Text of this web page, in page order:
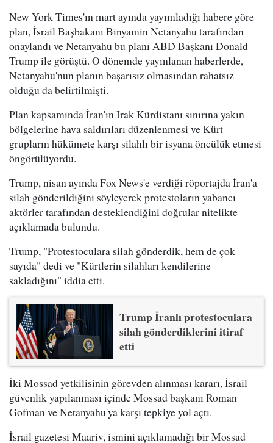
New York Times'ın mart ayında yayımladığı habere göre
plan, İsrail Başbakanı Binyamin Netanyahu tarafından
onaylandı ve Netanyahu bu planı ABD Başkanı Donald
Trump ile görüştü. O dönemde yayınlanan haberlerde,
Netanyahu'nun planın başarısız olmasından rahatsız
olduğu da belirtilmişti.
Plan kapsamında İran'ın Irak Kürdistanı sınırına yakın
bölgelerine hava saldırıları düzenlenmesi ve Kürt
grupların hükümete karşı silahlı bir isyana öncülük etmesi
öngörülüyordu.
Trump, nisan ayında Fox News'e verdiği röportajda İran'a
silah gönderildiğini söyleyerek protestoların yabancı
aktörler tarafından desteklendiğini doğrular nitelikte
açıklamada bulundu.
Trump, "Protestoculara silah gönderdik, hem de çok
sayıda" dedi ve "Kürtlerin silahları kendilerine
sakladığını" iddia etti.
Trump İranlı protestoculara
silah gönderdiklerini itiraf
etti
İki Mossad yetkilisinin görevden alınması kararı, İsrail
güvenlik yapılanması içinde Mossad başkanı Roman
Gofman ve Netanyahu'ya karşı tepkiye yol açtı.
İsrail gazetesi Maariv, ismini açıklamadığı bir Mossad